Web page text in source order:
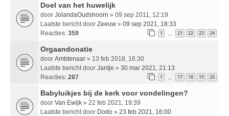
Doel van het huwelijk
door JolandaOudshoorn » 09 sep 2011, 12:19
Laatste bericht door Zeeuw » 09 sep 2021, 18:33
Reacties: 359 1 … 21 22 23 24
Orgaandonatie
door Ambtenaar » 13 feb 2018, 16:30
Laatste bericht door Jantje » 30 mar 2021, 21:13
Reacties: 287 1 … 17 18 19 20
Babyluikjes bij de kerk voor vondelingen?
door Van Ewijk » 22 feb 2021, 19:39
Laatste bericht door Dodo » 23 feb 2021, 16:00